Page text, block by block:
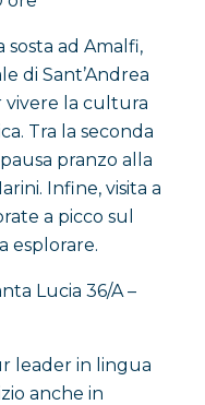
ad Amalfi,
di Sant’Andrea
vivere la cultura
Tra la seconda
pranzo alla
Infine, visita a
a picco sul
esplorare.
Lucia 36/A –
leader in lingua
anche in